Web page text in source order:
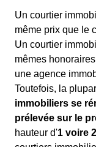
Un courtier
même prix que le
Un courtier
mêmes
une agence
Toutefois, la
immobiliers se
prélevée sur le
hauteur d'1 voire